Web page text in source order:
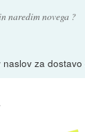
naredim novega ?
za